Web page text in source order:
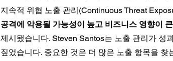
지속적 위협 노출 관리(Continuous Threat
공격에 악용될 가능성이 높고 비즈니스 영향이
제시됐습니다. Steven Santos는 노출 관리가 성
짚었습니다. 중요한 것은 더 많은 노출 항목을